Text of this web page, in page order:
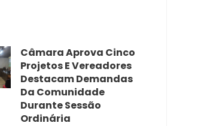
Câmara Aprova Cinco
Projetos E Vereadores
Destacam Demandas
Da Comunidade
Durante Sessão
Ordinária